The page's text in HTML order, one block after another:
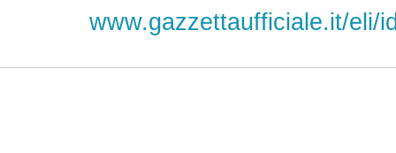
www.gazzettaufficiale.it/eli/